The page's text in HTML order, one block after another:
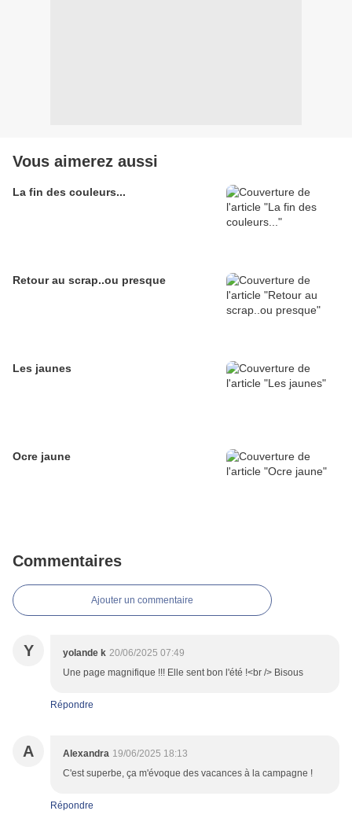
Vous aimerez aussi
La fin des couleurs...
Retour au scrap..ou presque
Les jaunes
Ocre jaune
Commentaires
Ajouter un commentaire
Y yolande k 20/06/2025 07:49
Une page magnifique !!! Elle sent bon l'été !<br /> Bisous
Répondre
A Alexandra 19/06/2025 18:13
C'est superbe, ça m'évoque des vacances à la campagne !
Répondre